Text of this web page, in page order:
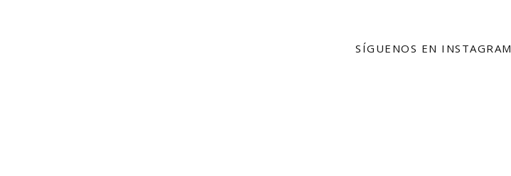
SÍGUENOS EN INSTAGRAM